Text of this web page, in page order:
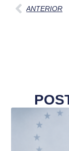
ANTERIOR